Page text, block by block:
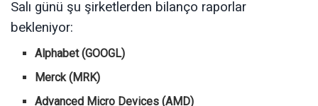
Salı günü şu şirketlerden bilanço raporlar
bekleniyor:
Alphabet (GOOGL)
Merck (MRK)
Advanced Micro Devices (AMD)